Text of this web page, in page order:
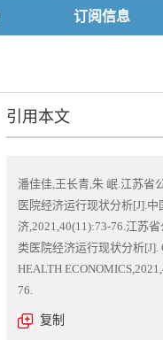
订阅信息
引用本文
潘佳佳,王长青,朱 岷.江苏省
医院经济运行现状分析[J].中
济,2021,40(11):73-76.江苏
类医院经济运行现状分析[J].
HEALTH
76.
复制